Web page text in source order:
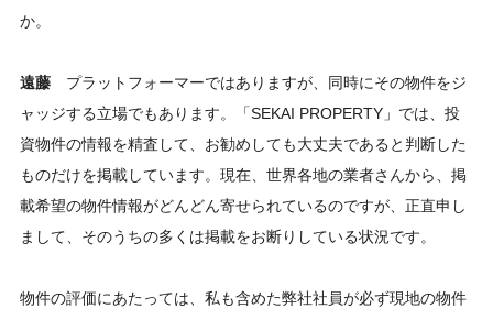
か。
遠藤 プラットフォーマーではありますが、同時にその物件をジ
ャッジする立場でもあります。「SEKAI PROPERTY」では、投
資物件の情報を精査して、お勧めしても大丈夫であると判断した
ものだけを掲載しています。現在、世界各地の業者さんから、掲
載希望の物件情報がどんどん寄せられているのですが、正直申し
まして、そのうちの多くは掲載をお断りしている状況です。
物件の評価にあたっては、私も含めた弊社社員が必ず現地の物件